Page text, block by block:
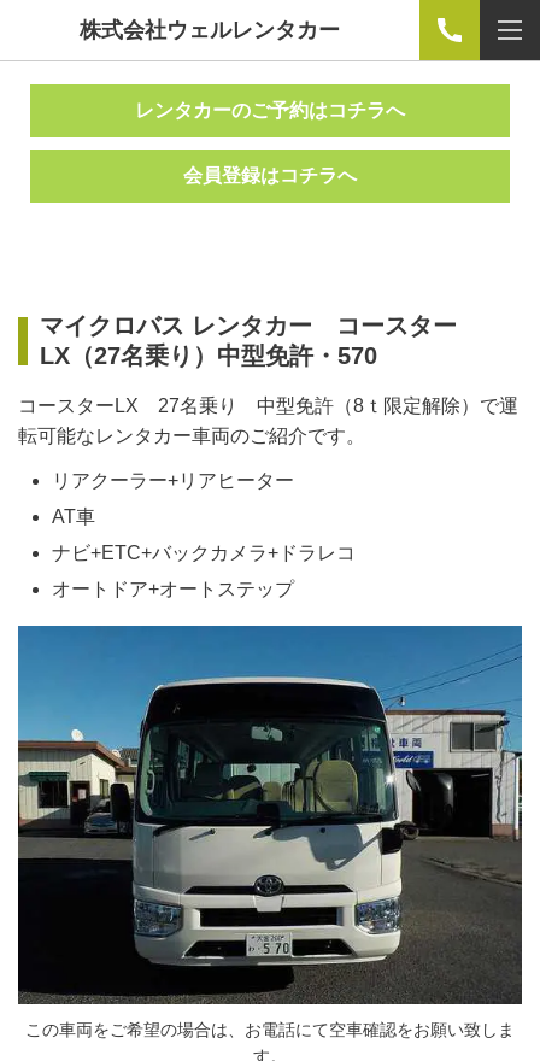
株式会社ウェルレンタカー
レンタカーのご予約はコチラへ
会員登録はコチラへ
マイクロバス レンタカー コースター
LX（27名乗り）中型免許・570
コースターLX 27名乗り 中型免許（8ｔ限定解除）で運
転可能なレンタカー車両のご紹介です。
リアクーラー+リアヒーター
AT車
ナビ+ETC+バックカメラ+ドラレコ
オートドア+オートステップ
この車両をご希望の場合は、お電話にて空車確認をお願い致しま
す。